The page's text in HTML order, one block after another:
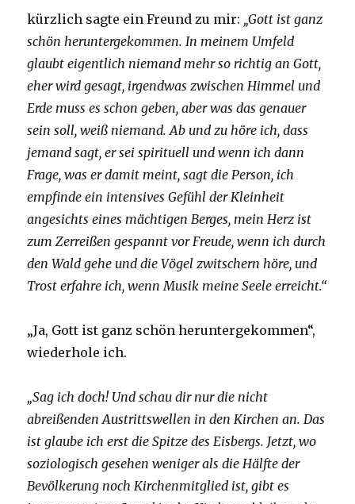
kürzlich sagte ein Freund zu mir: „Gott ist ganz
schön heruntergekommen. In meinem Umfeld
glaubt eigentlich niemand mehr so richtig an Gott,
eher wird gesagt, irgendwas zwischen Himmel und
Erde muss es schon geben, aber was das genauer
sein soll, weiß niemand. Ab und zu höre ich, dass
jemand sagt, er sei spirituell und wenn ich dann
Frage, was er damit meint, sagt die Person, ich
empfinde ein intensives Gefühl der Kleinheit
angesichts eines mächtigen Berges, mein Herz ist
zum Zerreißen gespannt vor Freude, wenn ich durch
den Wald gehe und die Vögel zwitschern höre, und
Trost erfahre ich, wenn Musik meine Seele erreicht.“
„Ja, Gott ist ganz schön heruntergekommen“,
wiederhole ich.
„Sag ich doch! Und schau dir nur die nicht
abreißenden Austrittswellen in den Kirchen an. Das
ist glaube ich erst die Spitze des Eisbergs. Jetzt, wo
soziologisch gesehen weniger als die Hälfte der
Bevölkerung noch Kirchenmitglied ist, gibt es